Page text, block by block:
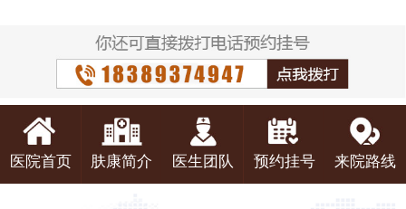
医院首页 肤康简介 医生团队 预约挂号 来院路线